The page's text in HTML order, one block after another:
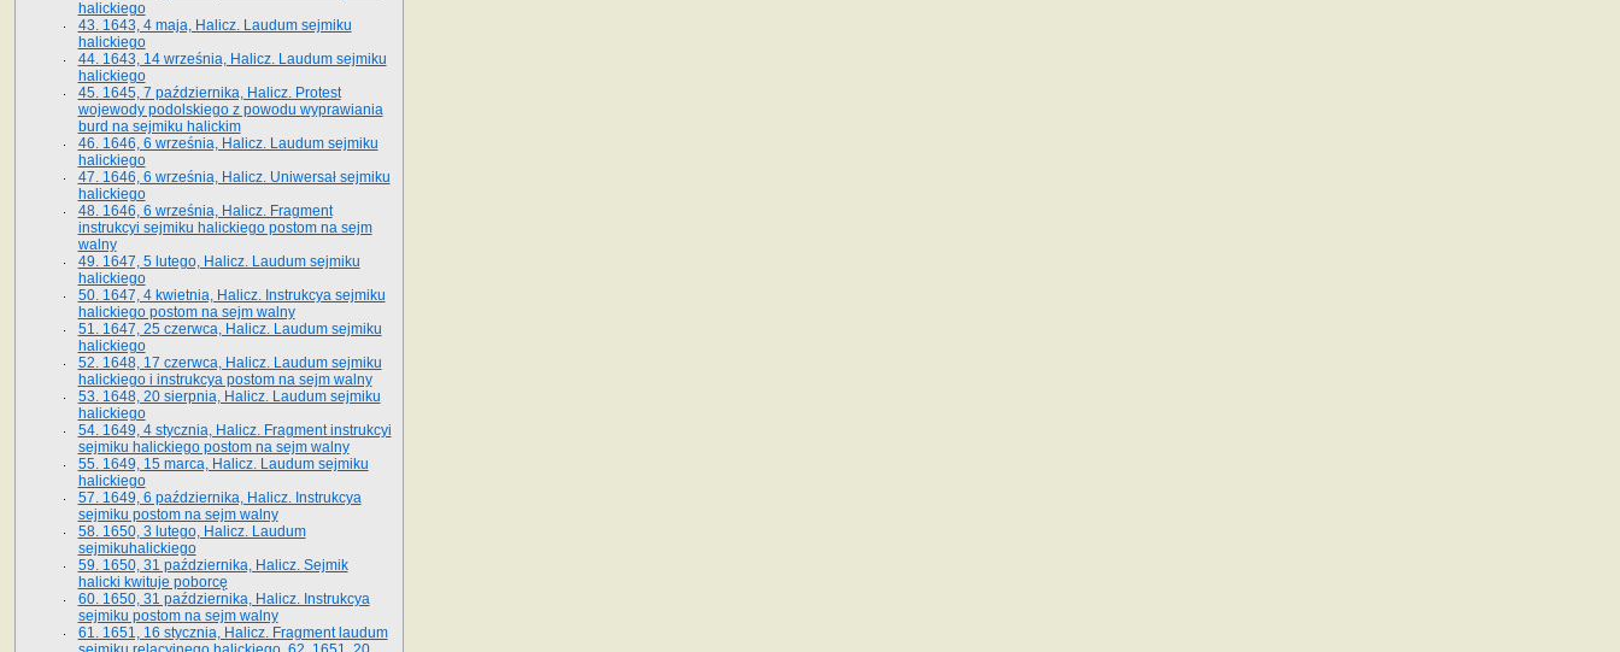
halickiego
43. 1643, 4 maja, Halicz. Laudum sejmiku
halickiego
44. 1643, 14 września, Halicz. Laudum sejmiku
halickiego
45. 1645, 7 października, Halicz. Protest
wojewody podolskiego z powodu wyprawiania
burd na sejmiku halickim
46. 1646, 6 września, Halicz. Laudum sejmiku
halickiego
47. 1646, 6 września, Halicz. Uniwersał sejmiku
halickiego
48. 1646, 6 września, Halicz. Fragment
instrukcyi sejmiku halickiego postom na sejm
walny
49. 1647, 5 lutego, Halicz. Laudum sejmiku
halickiego
50. 1647, 4 kwietnia, Halicz. Instrukcya sejmiku
halickiego postom na sejm walny
51. 1647, 25 czerwca, Halicz. Laudum sejmiku
halickiego
52. 1648, 17 czerwca, Halicz. Laudum sejmiku
halickiego i instrukcya postom na sejm walny
53. 1648, 20 sierpnia, Halicz. Laudum sejmiku
halickiego
54. 1649, 4 stycznia, Halicz. Fragment instrukcyi
sejmiku halickiego postom na sejm walny
55. 1649, 15 marca, Halicz. Laudum sejmiku
halickiego
57. 1649, 6 października, Halicz. Instrukcya
sejmiku postom na sejm walny
58. 1650, 3 lutego, Halicz. Laudum
sejmikuhalickiego
59. 1650, 31 października, Halicz. Sejmik
halicki kwituje poborcę
60. 1650, 31 października, Halicz. Instrukcya
sejmiku postom na sejm walny
61. 1651, 16 stycznia, Halicz. Fragment laudum